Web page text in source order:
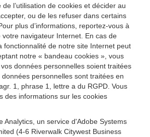
l’utilisation de cookies et décider au
ou de les refuser dans certains
plus d’informations, reportez-vous à
votre navigateur Internet. En cas de
fonctionnalité de notre site Internet peut
notre « bandeau cookies », vous
données personnelles soient traitées
personnelles sont traitées en
1, phrase 1, lettre a du RGPD. Vous
des informations sur les cookies
Analytics, un service d'Adobe Systems
(4-6 Riverwalk Citywest Business